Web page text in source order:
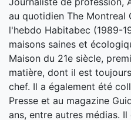
au quotidien The Montreal
l'hebdo Habitabec (1989-
maisons saines et
Maison du 21e siècle,
matière, dont il est
chef. Il a également été
Presse et au magazine
ans, entre autres médias.